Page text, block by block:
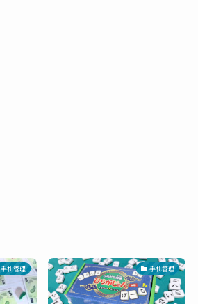
手札管理 手札管理